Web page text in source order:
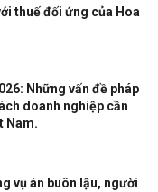
thuế đối ứng của Hoa
Những vấn đề pháp
doanh nghiệp cần
Nam.
vụ án buôn lậu, người